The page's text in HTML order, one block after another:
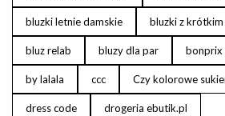
bluzki letnie damskie bluzki z
bluz relab bluzy dla par bonprix
by lalala ccc Czy kolorowe
dress code drogeria ebutik.pl